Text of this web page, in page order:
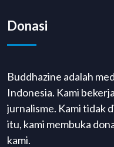
Donasi
Buddhazine adalah
Indonesia. Kami
jurnalisme. Kami tidak
itu, kami membuka
kami.